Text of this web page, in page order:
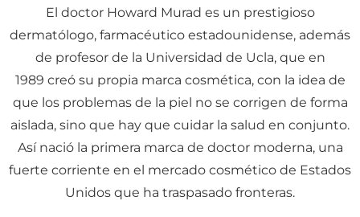
El doctor Howard Murad es un prestigioso
dermatólogo, farmacéutico estadounidense, además
de profesor de la Universidad de Ucla, que en
1989 creó su propia marca cosmética, con la idea de
que los problemas de la piel no se corrigen de forma
aislada, sino que hay que cuidar la salud en conjunto.
Así nació la primera marca de doctor moderna, una
fuerte corriente en el mercado cosmético de Estados
Unidos que ha traspasado fronteras.